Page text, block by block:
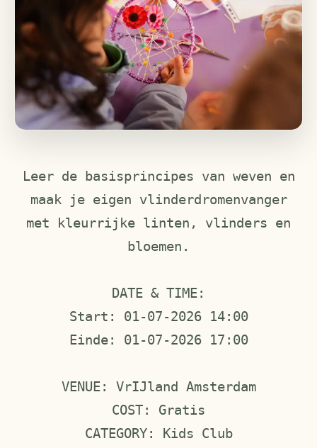
Leer de basisprincipes van weven en
maak je eigen vlinderdromenvanger
met kleurrijke linten, vlinders en
bloemen.
DATE & TIME:
Start: 01-07-2026 14:00
Einde: 01-07-2026 17:00
VENUE: VrIJland Amsterdam
COST: Gratis
CATEGORY: Kids Club